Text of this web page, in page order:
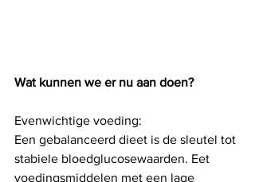
Wat kunnen we er nu aan doen?
Evenwichtige voeding:
Een gebalanceerd dieet is de sleutel tot
stabiele bloedglucosewaarden. Eet
voedingsmiddelen met een lage